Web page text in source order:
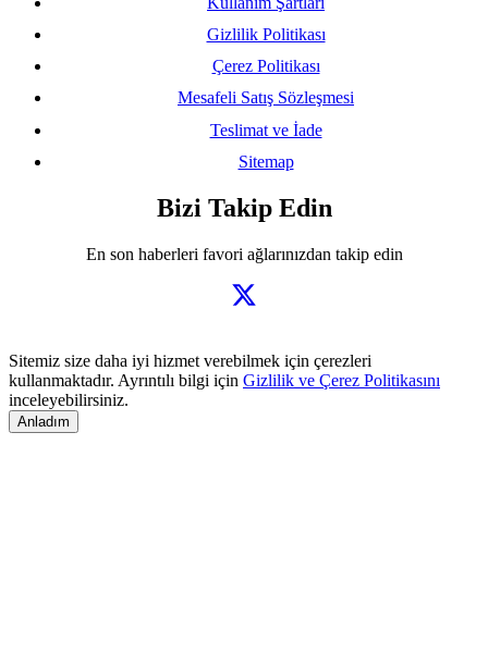
Gizlilik Politikası
Çerez Politikası
Mesafeli Satış Sözleşmesi
Teslimat ve İade
Sitemap
Bizi Takip Edin
En son haberleri favori ağlarınızdan takip edin
Sitemiz size daha iyi hizmet verebilmek için çerezleri
kullanmaktadır. Ayrıntılı bilgi için Gizlilik ve Çerez Politikasını
inceleyebilirsiniz.
Anladım